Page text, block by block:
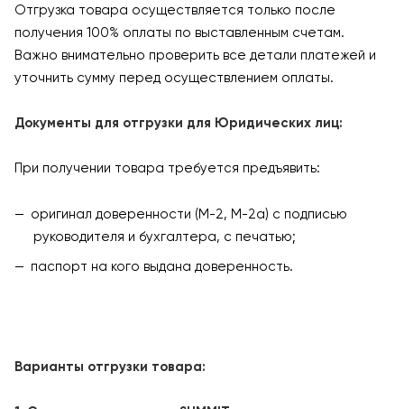
Отгрузка товара осуществляется только после
получения 100% оплаты по выставленным счетам.
Важно внимательно проверить все детали платежей и
уточнить сумму перед осуществлением оплаты.
Документы для отгрузки для Юридических лиц:
При получении товара требуется предъявить:
оригинал доверенности (М-2, М-2а) с подписью
руководителя и бухгалтера, с печатью;
паспорт на кого выдана доверенность.
Варианты отгрузки товара: